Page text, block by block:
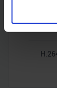
Ihr
Erfahren
Abschnitt